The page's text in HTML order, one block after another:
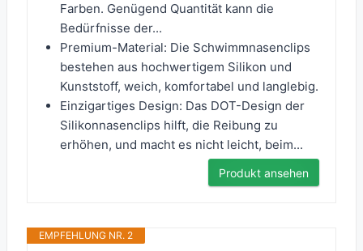
Farben. Genügend Quantität kann die
Bedürfnisse der...
Premium-Material: Die Schwimmnasenclips
bestehen aus hochwertigem Silikon und
Kunststoff, weich, komfortabel und langlebig.
Einzigartiges Design: Das DOT-Design der
Silikonnasenclips hilft, die Reibung zu
erhöhen, und macht es nicht leicht, beim...
Produkt ansehen
EMPFEHLUNG NR. 2